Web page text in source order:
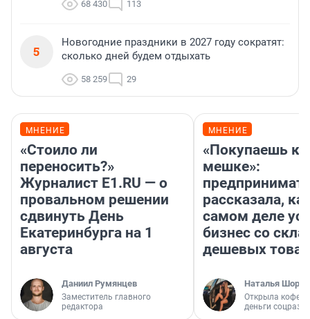
68 430 113
5
Новогодние праздники в 2027 году сократят:
сколько дней будем отдыхать
58 259 29
МНЕНИЕ
«Стоило ли
переносить?»
Журналист E1.RU — о
провальном решении
сдвинуть День
Екатеринбурга на 1
августа
Даниил Румянцев
Заместитель главного
редактора
МНЕНИЕ
«Покупаешь
мешке»:
рассказала,
самом деле
бизнес со
дешевых
Наталья
Открыла
деньги